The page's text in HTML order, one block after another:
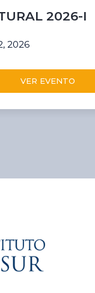
2026-I
2026
VER EVENTO